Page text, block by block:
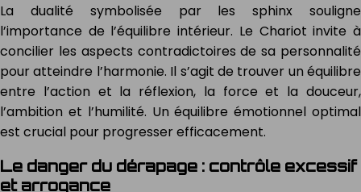
La dualité symbolisée par les sphinx souligne
l’importance de l’équilibre intérieur. Le Chariot invite à
concilier les aspects contradictoires de sa personnalité
pour atteindre l’harmonie. Il s’agit de trouver un équilibre
entre l’action et la réflexion, la force et la douceur,
l’ambition et l’humilité. Un équilibre émotionnel optimal
est crucial pour progresser efficacement.
Le danger du dérapage : contrôle excessif
et arrogance